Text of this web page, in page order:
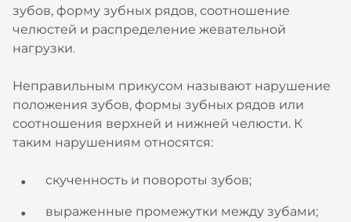
зубов, форму зубных рядов, соотношение
челюстей и распределение жевательной
нагрузки.
Неправильным прикусом называют нарушение
положения зубов, формы зубных рядов или
соотношения верхней и нижней челюсти. К
таким нарушениям относятся:
скученность и повороты зубов;
выраженные промежутки между зубами;